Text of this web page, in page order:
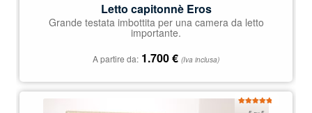
Letto capitonnè Eros
Grande testata imbottita per una camera da letto
importante.
A partire da: 1.700€ (Iva inclusa)